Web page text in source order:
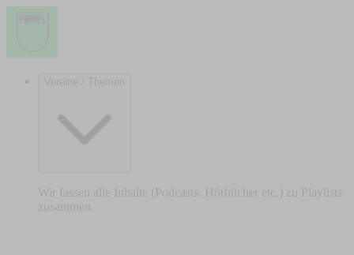
Vereine / Themen
Wir fassen alle Inhalte (Podcasts, Hörbücher etc.) zu Playlists
zusammen.